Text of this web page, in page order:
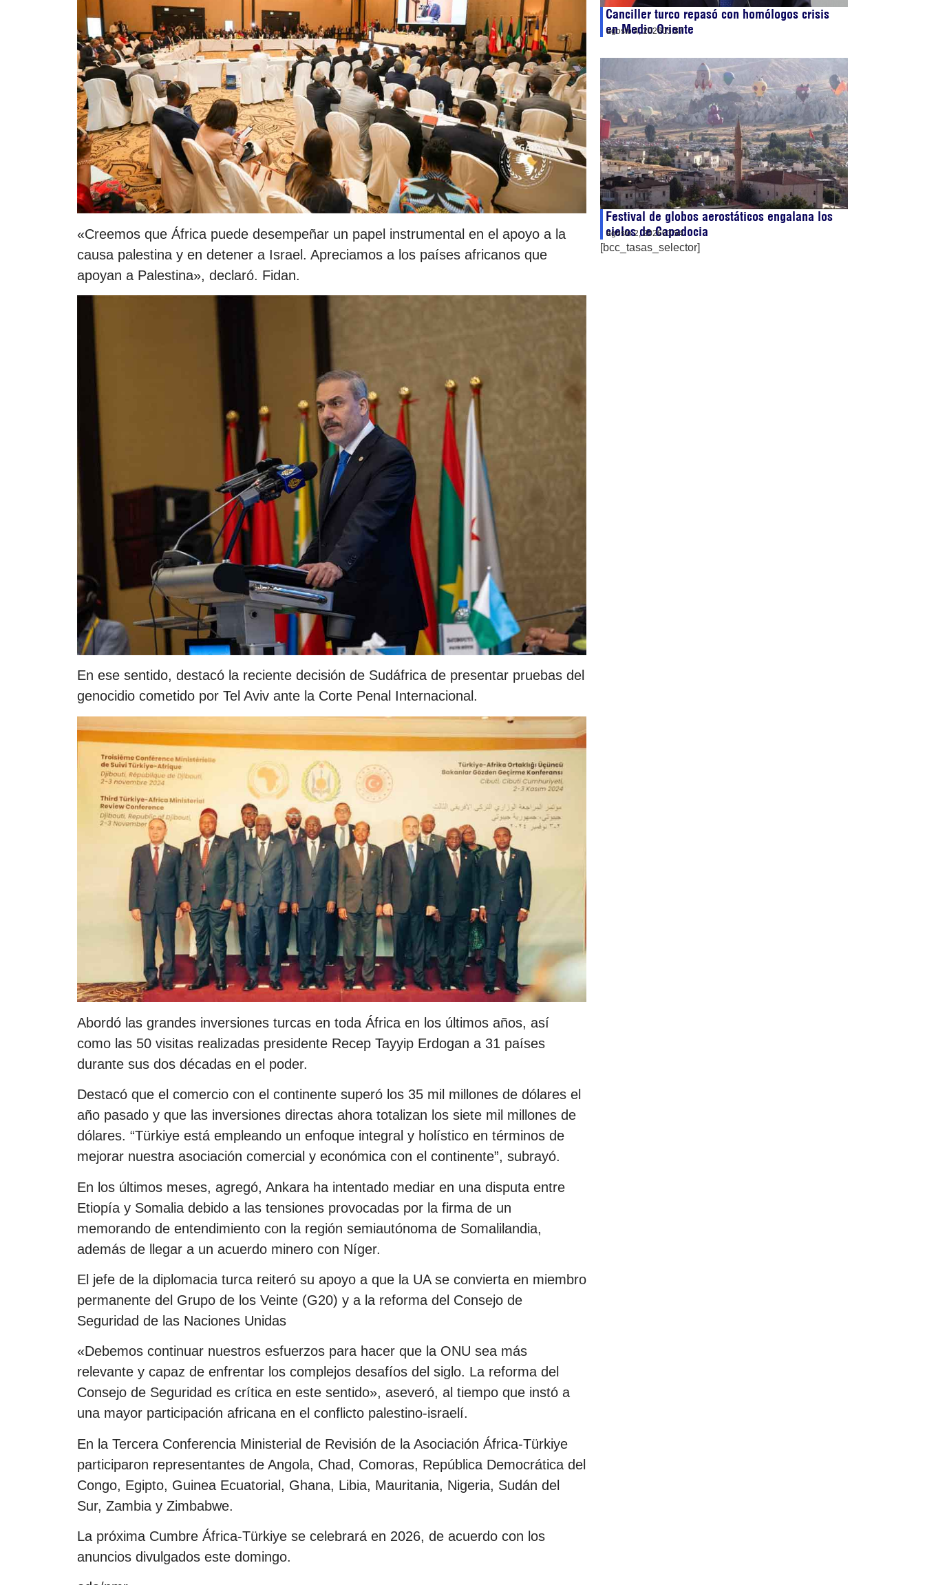
«Creemos que África puede desempeñar un papel instrumental en el apoyo a la
causa palestina y en detener a Israel. Apreciamos a los países africanos que
apoyan a Palestina», declaró. Fidan.
En ese sentido, destacó la reciente decisión de Sudáfrica de presentar pruebas del
genocidio cometido por Tel Aviv ante la Corte Penal Internacional.
Abordó las grandes inversiones turcas en toda África en los últimos años, así
como las 50 visitas realizadas presidente Recep Tayyip Erdogan a 31 países
durante sus dos décadas en el poder.
Destacó que el comercio con el continente superó los 35 mil millones de dólares el
año pasado y que las inversiones directas ahora totalizan los siete mil millones de
dólares. “Türkiye está empleando un enfoque integral y holístico en términos de
mejorar nuestra asociación comercial y económica con el continente”, subrayó.
En los últimos meses, agregó, Ankara ha intentado mediar en una disputa entre
Etiopía y Somalia debido a las tensiones provocadas por la firma de un
memorando de entendimiento con la región semiautónoma de Somalilandia,
además de llegar a un acuerdo minero con Níger.
El jefe de la diplomacia turca reiteró su apoyo a que la UA se convierta en miembro
permanente del Grupo de los Veinte (G20) y a la reforma del Consejo de
Seguridad de las Naciones Unidas
«Debemos continuar nuestros esfuerzos para hacer que la ONU sea más
relevante y capaz de enfrentar los complejos desafíos del siglo. La reforma del
Consejo de Seguridad es crítica en este sentido», aseveró, al tiempo que instó a
una mayor participación africana en el conflicto palestino-israelí.
En la Tercera Conferencia Ministerial de Revisión de la Asociación África-Türkiye
participaron representantes de Angola, Chad, Comoras, República Democrática del
Congo, Egipto, Guinea Ecuatorial, Ghana, Libia, Mauritania, Nigeria, Sudán del
Sur, Zambia y Zimbabwe.
La próxima Cumbre África-Türkiye se celebrará en 2026, de acuerdo con los
anuncios divulgados este domingo.
Canciller turco repasó con homólogos crisis
en Medio Oriente
agosto 4, 202605:37
Festival de globos aerostáticos engalana los
cielos de Capadocia
agosto 2, 202603:54
[bcc_tasas_selector]